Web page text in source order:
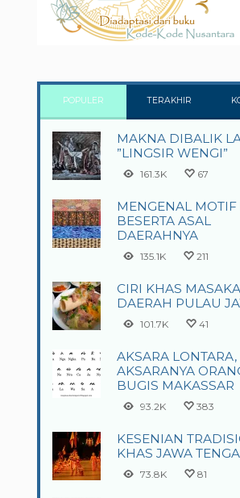
POPULER TERAKHIR
MAKNA DIBALIK
”LINGSIR WENGI”
161.3K 67
MENGENAL MOTIF
BESERTA ASAL
DAERAHNYA
135.1K 211
CIRI KHAS
DAERAH PULAU
101.7K 41
AKSARA LONTARA,
AKSARANYA
BUGIS MAKASSAR
93.2K 383
KESENIAN
KHAS JAWA
73.8K 81